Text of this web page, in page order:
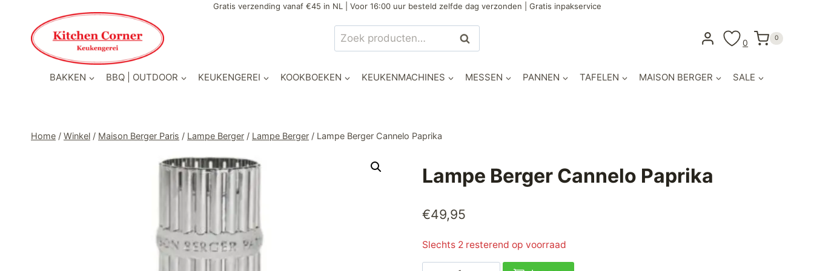
inhoud
Gratis verzending vanaf €45 in NL | Voor 16:00 uur besteld zelfde dag verzonden | Gratis inpakservice
Zoeken
naar:
Zoeken 0 0
BAKKEN BBQ | OUTDOOR KEUKENGEREI KOOKBOEKEN KEUKENMACHINES MESSEN PANNEN TAFELEN MAISON BERGER SALE
Home / Winkel / Maison Berger Paris / Lampe Berger / Lampe Berger / Lampe Berger Cannelo Paprika
Lampe Berger Cannelo Paprika
€49,95
Slechts 2 resterend op voorraad